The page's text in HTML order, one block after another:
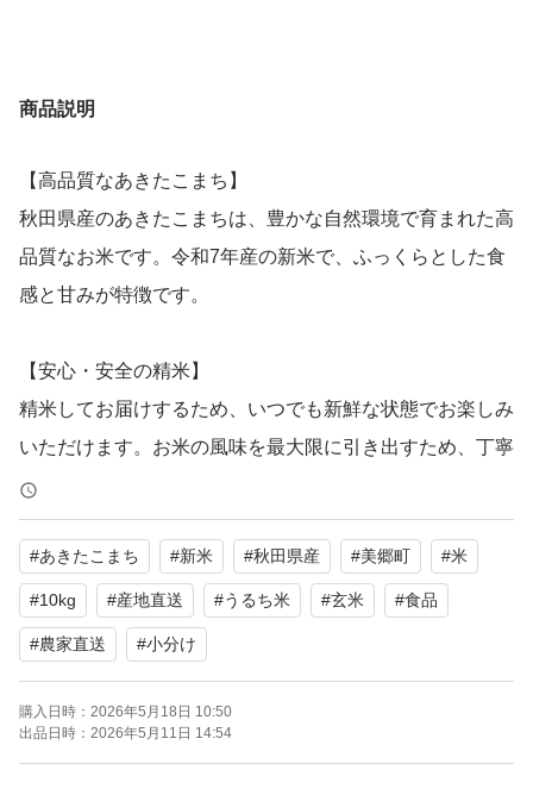
商品説明
【高品質なあきたこまち】
秋田県産のあきたこまちは、豊かな自然環境で育まれた高
品質なお米です。令和7年産の新米で、ふっくらとした食
感と甘みが特徴です。
【安心・安全の精米】
精米してお届けするため、いつでも新鮮な状態でお楽しみ
いただけます。お米の風味を最大限に引き出すため、丁寧
に精米されています。鮮度を保つため受注後精米いたしま
す。
【地域の特産品】
秋田県美郷町の清水の里で収穫されたお米は、地域の特産
お米をぜひご賞味ください。秋田県認証の特別栽培米で
#あきたこまち #新米 #秋田県産 #美郷町 #米
#10kg #産地直送 #うるち米 #玄米 #食品
#農家直送 #小分け
購入日時： 2026年5月18日 10:50
出品日時： 2026年5月11日 14:54